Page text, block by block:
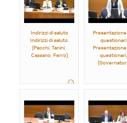
Indirizzi di saluto
Indirizzi di saluto.
(Pacchi, Tanini,
Cassano, Ferro)
Presentazione
questionari
Presentazione
questionari.